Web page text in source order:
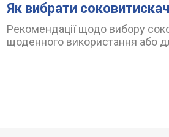
Як вибрати соковитискач
Рекомендації щодо вибору
щоденного використання або